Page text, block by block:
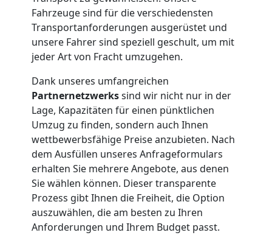
Fahrzeuge sind für die verschiedensten
Transportanforderungen ausgerüstet und
unsere Fahrer sind speziell geschult, um mit
jeder Art von Fracht umzugehen.
Dank unseres umfangreichen
Partnernetzwerkssind wir nicht nur in der
Lage, Kapazitäten für einen pünktlichen
Umzug zu finden, sondern auch Ihnen
wettbewerbsfähige Preise anzubieten. Nach
dem Ausfüllen unseres Anfrageformulars
erhalten Sie mehrere Angebote, aus denen
Sie wählen können. Dieser transparente
Prozess gibt Ihnen die Freiheit, die Option
auszuwählen, die am besten zu Ihren
Anforderungen und Ihrem Budget passt.
Feldkirch
Beiladung
Feldkirch
Mini
Umzug
Feldkirch